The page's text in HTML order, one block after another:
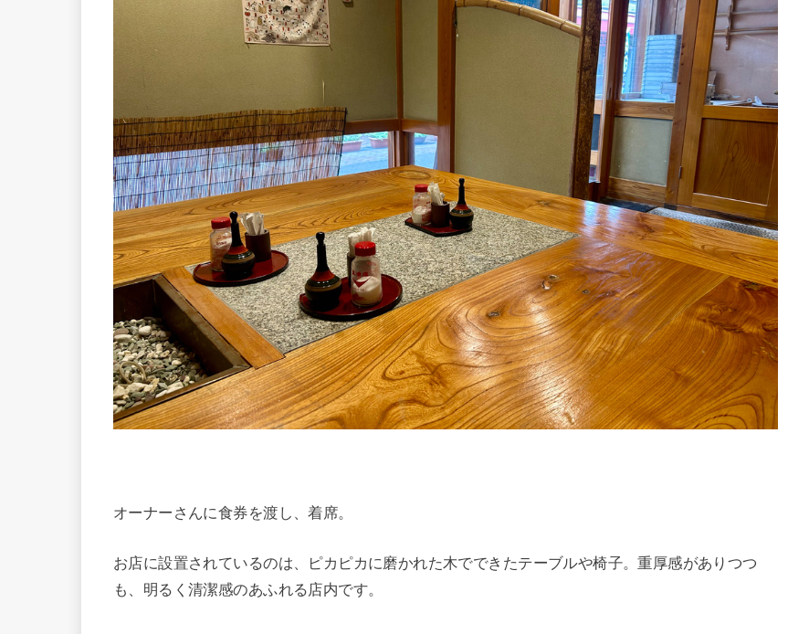
オーナーさんに食券を渡し、着席。
お店に設置されているのは、ピカピカに磨かれた木でできたテーブルや椅子。重厚感がありつつ
も、明るく清潔感のあふれる店内です。